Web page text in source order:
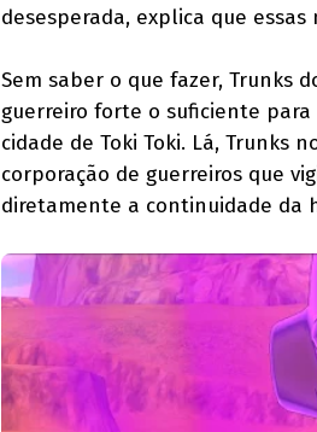
desesperada, explica que
Sem saber o que fazer, Trunks
guerreiro forte o suficiente
cidade de Toki Toki. Lá, Trunks
corporação de guerreiros que
diretamente a continuidade da